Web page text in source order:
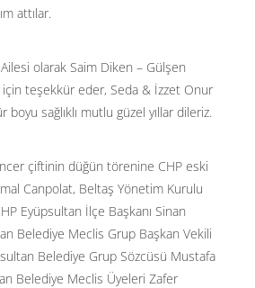
attılar.
olarak Saim Diken – Gülşen
için teşekkür eder, Seda & İzzet Onur
sağlıklı mutlu güzel yıllar dileriz.
çiftinin düğün törenine CHP eski
Canpolat, Beltaş Yönetim Kurulu
Eyüpsultan İlçe Başkanı Sinan
Belediye Meclis Grup Başkan Vekili
Belediye Grup Sözcüsü Mustafa
Belediye Meclis Üyeleri Zafer